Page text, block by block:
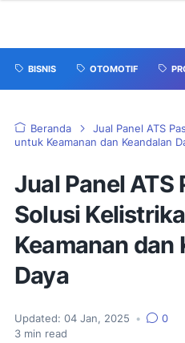
BISNIS OTOMOTIF
Beranda
Jual Panel ATS
untuk Keamanan dan Keandalan
Jual Panel ATS
Solusi
Keamanan dan
Daya
Updated: 04 Jan, 2025 •
0
3 min read